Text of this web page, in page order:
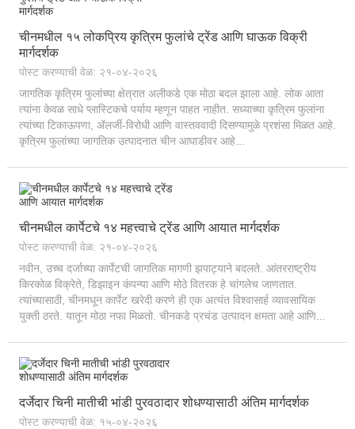
चीनमधील १५ लोकप्रिय कृत्रिम फुलांचे ट्रेंड आणि घाऊक विक्री
मार्गदर्शक
पोस्ट करण्याची वेळ: २१-०४-२०२६
जागतिक कृत्रिम फुलांच्या क्षेत्रात अलीकडे एक मोठा बदल झाला आहे. लोक आता
त्यांना केवळ साधे प्लास्टिकचे पर्याय म्हणून पाहत नाहीत. सध्याच्या कृत्रिम फुलांना
त्यांच्या टिकाऊपणा, ॲलर्जी-विरोधी आणि वास्तववादी दिसण्यामुळे प्रशंसा मिळत आहे.
कृत्रिम फुलांच्या जागतिक उत्पादनात चीन आघाडीवर आहे...
चीनमधील कार्पेटचे १४ महत्त्वाचे ट्रेंड आणि आयात मार्गदर्शक
पोस्ट करण्याची वेळ: २१-०४-२०२६
नवीन, उच्च दर्जाच्या कार्पेटची जागतिक मागणी झपाट्याने बदलते. आंतरराष्ट्रीय
किरकोळ विक्रेते, डिझाइन कंपन्या आणि मोठे वितरक हे चांगलेच जाणतात.
त्यांच्यासाठी, चीनमधून कार्पेट खरेदी करणे ही एक अत्यंत विश्वासार्ह व्यावसायिक
युक्ती ठरते. यातून मोठा नफा मिळतो. चीनकडे प्रचंड उत्पादन क्षमता आहे आणि...
दर्जेदार चिनी मातीची भांडी पुरवठादार शोधण्यासाठी अंतिम मार्गदर्शक
पोस्ट करण्याची वेळ: १५-०४-२०२६